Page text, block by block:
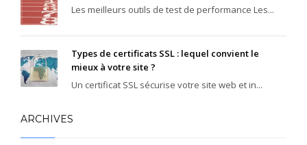
Mon livre sera sans doute votre meilleur investissement et je peux
vous assurer que les informations que vous y retrouverez ne seront
nulle part ailleurs.Vivre au Costa Ricaou Tout plaquer pour vivre
au Costa Rica est un livre parfait si vous vous posez des questions
et après la lecture, la plupart de vos questions auront disparues et
vous serez totalement serein sur la question de votre expatriation.
qu’une chose à faire : acheter mon livre. Soyez heureux au soleil et
Les meilleurs outils de test de performance Les...
Types de certificats SSL : lequel convient le
mieux à votre site ?
Un certificat SSL sécurise votre site web et in...
ARCHIVES